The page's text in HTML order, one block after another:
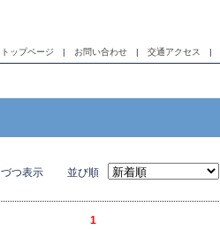
トップページ | お問い合わせ | 交通アクセス |
づつ表示 並び順
1